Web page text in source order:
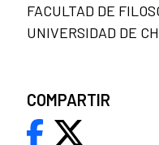
FACULTAD DE
UNIVERSIDAD DE
COMPARTIR